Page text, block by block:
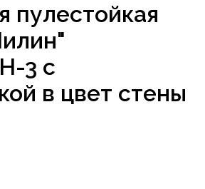
пулестойкая
3 с
в цвет стены